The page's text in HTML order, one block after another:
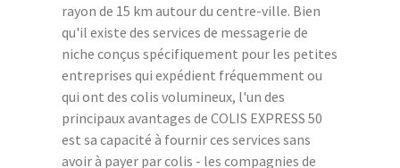
rayon de 15 km autour du centre-ville. Bien
qu'il existe des services de messagerie de
niche conçus spécifiquement pour les petites
entreprises qui expédient fréquemment ou
qui ont des colis volumineux, l'un des
principaux avantages de COLIS EXPRESS 50
est sa capacité à fournir ces services sans
avoir à payer par colis - les compagnies de